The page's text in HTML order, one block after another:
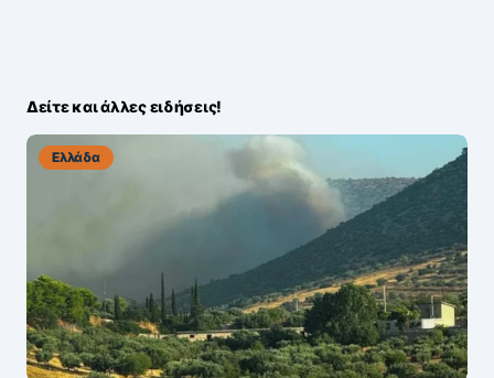
Δείτε και άλλες ειδήσεις!
Ελλάδα